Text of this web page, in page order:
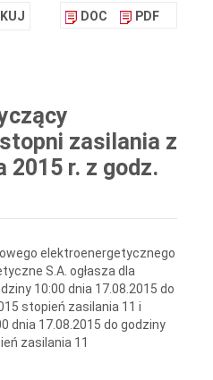
DOC PDF
zasilania z
2015 r. z godz.
elektroenergetycznego
S.A. ogłasza dla
10:00 dnia 17.08.2015 do
stopień zasilania 11 i
dnia 17.08.2015 do godziny
zasilania 11